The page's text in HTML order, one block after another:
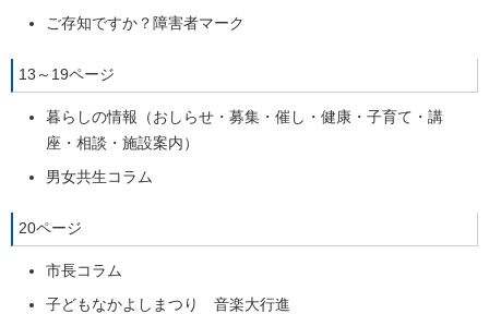
ご存知ですか？障害者マーク
13～19ページ
暮らしの情報（おしらせ・募集・催し・健康・子育て・講
座・相談・施設案内）
男女共生コラム
20ページ
市長コラム
子どもなかよしまつり 音楽大行進